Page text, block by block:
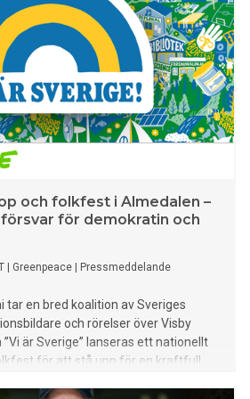
och folkfest i Almedalen –
för demokratin och
Greenpeace Pressmeddelande
tar en bred koalition av Sveriges
och rörelser över Visby
är Sverige” lanseras ett nationellt
för att stå upp för en kraftfull